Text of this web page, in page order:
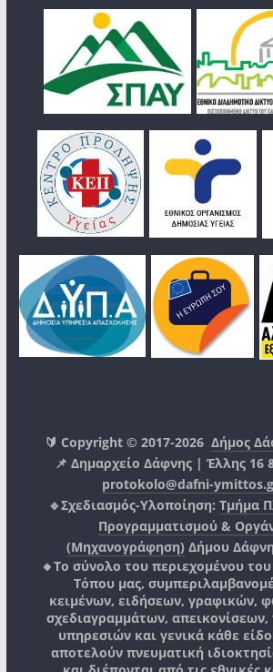
🔰 Copyright © 2017-2026Δήμος
📌 Δημαρχείο Δάφνης | Έλλης 16
protokolo@dafni-
🔹Σχεδιασμός-Υλοποίηση: Τμήμα
Προγραμματισμού &
(Μηχανογράφηση) Δήμου
🔸Το σύνολο του περιεχομένου
Τόπου μας,
κειμένων, ειδήσεων, γραφικών,
σχεδιαγραμμάτων,
υπηρεσιών και γενικά κάθε
αποτελούν πνευματική